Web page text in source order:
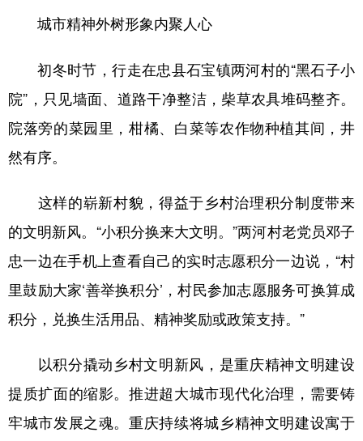
城市精神外树形象内聚人心
初冬时节，行走在忠县石宝镇两河村的“黑石子小
院”，只见墙面、道路干净整洁，柴草农具堆码整齐。
院落旁的菜园里，柑橘、白菜等农作物种植其间，井
然有序。
这样的崭新村貌，得益于乡村治理积分制度带来
的文明新风。“小积分换来大文明。”两河村老党员邓子
忠一边在手机上查看自己的实时志愿积分一边说，“村
里鼓励大家‘善举换积分’，村民参加志愿服务可换算成
积分，兑换生活用品、精神奖励或政策支持。”
以积分撬动乡村文明新风，是重庆精神文明建设
提质扩面的缩影。推进超大城市现代化治理，需要铸
牢城市发展之魂。重庆持续将城乡精神文明建设寓于